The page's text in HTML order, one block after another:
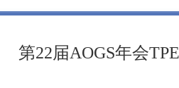
第22届AOGS年会